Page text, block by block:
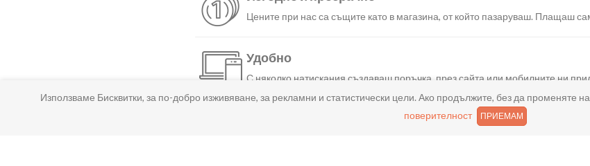
Цените при нас са същите като в магазина, от който пазаруваш. Плащаш
Удобно
С няколко натискания създаваш поръчка, през сайта или мобилните ни
Използваме Бисквитки, за по-добро изживяване, за рекламни и статистически цели. Ако продължите, без да променяте
поверителност
ПРИЕМАМ